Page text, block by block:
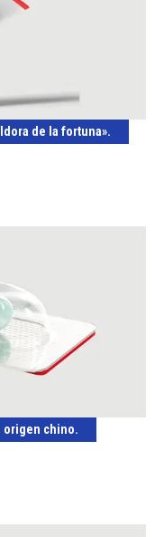
de la fortuna».
origen chino.